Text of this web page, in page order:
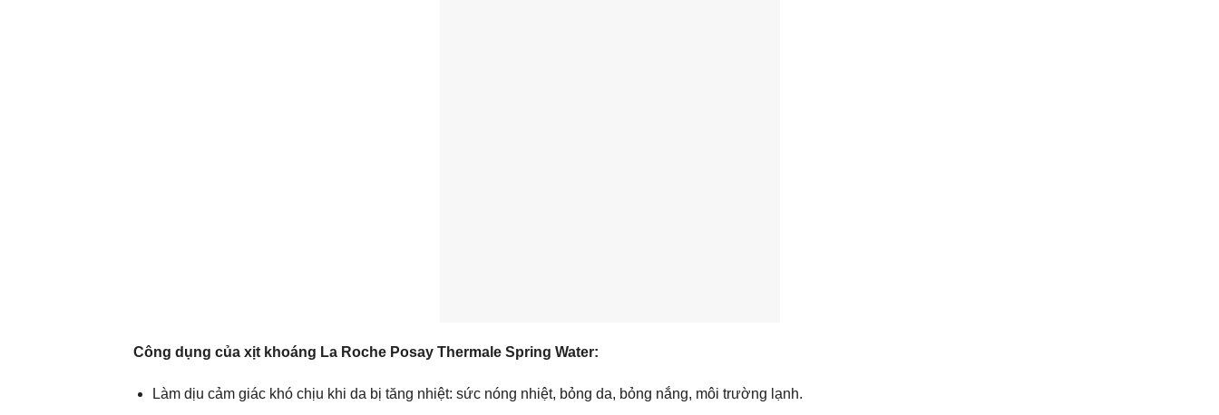
Công dụng của xịt khoáng La Roche Posay Thermale Spring Water:
Làm dịu cảm giác khó chịu khi da bị tăng nhiệt: sức nóng nhiệt, bỏng da, bỏng nắng, môi trường lạnh.